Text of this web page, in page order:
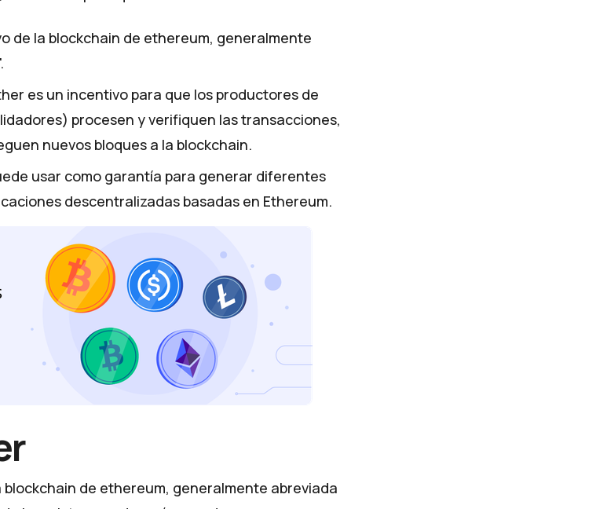
de la blockchain de ethereum, generalmente
es un incentivo para que los productores de
procesen y verifiquen las transacciones,
nuevos bloques a la blockchain.
usar como garantía para generar diferentes
descentralizadas basadas en Ethereum.
blockchain de ethereum, generalmente abreviada